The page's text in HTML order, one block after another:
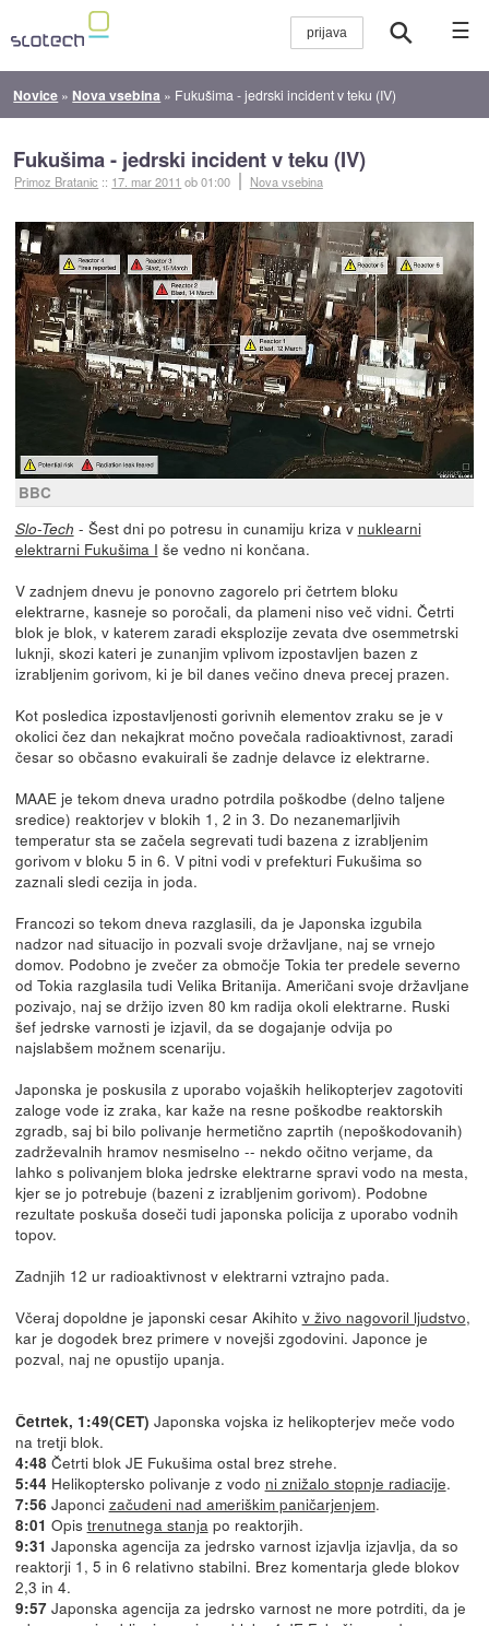
☰
Novice » Nova vsebina » Fukušima - jedrski incident v teku (IV)
Fukušima - jedrski incident v teku (IV)
Primoz Bratanic :: 17. mar 2011 ob 01:00 Nova vsebina
BBC
Slo-Tech - Šest dni po potresu in cunamiju kriza v nuklearni
elektrarni Fukušima I še vedno ni končana.
V zadnjem dnevu je ponovno zagorelo pri četrtem bloku
elektrarne, kasneje so poročali, da plameni niso več vidni. Četrti
blok je blok, v katerem zaradi eksplozije zevata dve osemmetrski
luknji, skozi kateri je zunanjim vplivom izpostavljen bazen z
izrabljenim gorivom, ki je bil danes večino dneva precej prazen.
Kot posledica izpostavljenosti gorivnih elementov zraku se je v
okolici čez dan nekajkrat močno povečala radioaktivnost, zaradi
česar so občasno evakuirali še zadnje delavce iz elektrarne.
MAAE je tekom dneva uradno potrdila poškodbe (delno taljene
sredice) reaktorjev v blokih 1, 2 in 3. Do nezanemarljivih
temperatur sta se začela segrevati tudi bazena z izrabljenim
gorivom v bloku 5 in 6. V pitni vodi v prefekturi Fukušima so
zaznali sledi cezija in joda.
Francozi so tekom dneva razglasili, da je Japonska izgubila
nadzor nad situacijo in pozvali svoje državljane, naj se vrnejo
domov. Podobno je zvečer za območje Tokia ter predele severno
od Tokia razglasila tudi Velika Britanija. Američani svoje državljane
pozivajo, naj se držijo izven 80 km radija okoli elektrarne. Ruski
šef jedrske varnosti je izjavil, da se dogajanje odvija po
najslabšem možnem scenariju.
Japonska je poskusila z uporabo vojaških helikopterjev zagotoviti
zaloge vode iz zraka, kar kaže na resne poškodbe reaktorskih
zgradb, saj bi bilo polivanje hermetično zaprtih (nepoškodovanih)
zadrževalnih hramov nesmiselno -- nekdo očitno verjame, da
lahko s polivanjem bloka jedrske elektrarne spravi vodo na mesta,
kjer se jo potrebuje (bazeni z izrabljenim gorivom). Podobne
rezultate poskuša doseči tudi japonska policija z uporabo vodnih
topov.
Zadnjih 12 ur radioaktivnost v elektrarni vztrajno pada.
Včeraj dopoldne je japonski cesar Akihito v živo nagovoril ljudstvo,
kar je dogodek brez primere v novejši zgodovini. Japonce je
pozval, naj ne opustijo upanja.
Četrtek, 1:49(CET) Japonska vojska iz helikopterjev meče vodo
na tretji blok.
4:48 Četrti blok JE Fukušima ostal brez strehe.
5:44 Helikoptersko polivanje z vodo ni znižalo stopnje radiacije.
7:56 Japonci začudeni nad ameriškim paničarjenjem.
8:01 Opis trenutnega stanjapo reaktorjih.
9:31 Japonska agencija za jedrsko varnost izjavlja izjavlja, da so
reaktorji 1, 5 in 6 relativno stabilni. Brez komentarja glede blokov
2,3 in 4.
9:57Japonska agencija za jedrsko varnost ne more potrditi, da je